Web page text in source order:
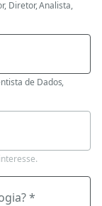
Diretor, Analista,
de Dados,
*